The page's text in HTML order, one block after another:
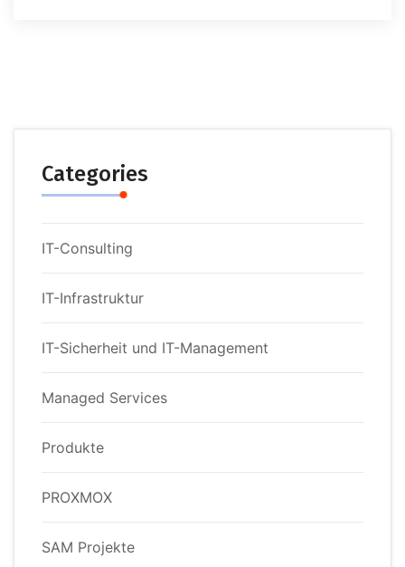
Categories
IT-Consulting
IT-Infrastruktur
IT-Sicherheit und IT-Management
Managed Services
Produkte
PROXMOX
SAM Projekte